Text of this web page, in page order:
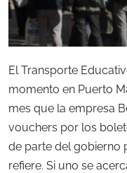
El Transporte
momento en Puerto
mes que la empresa
vouchers por los
de parte del gobierno
refiere. Si uno se